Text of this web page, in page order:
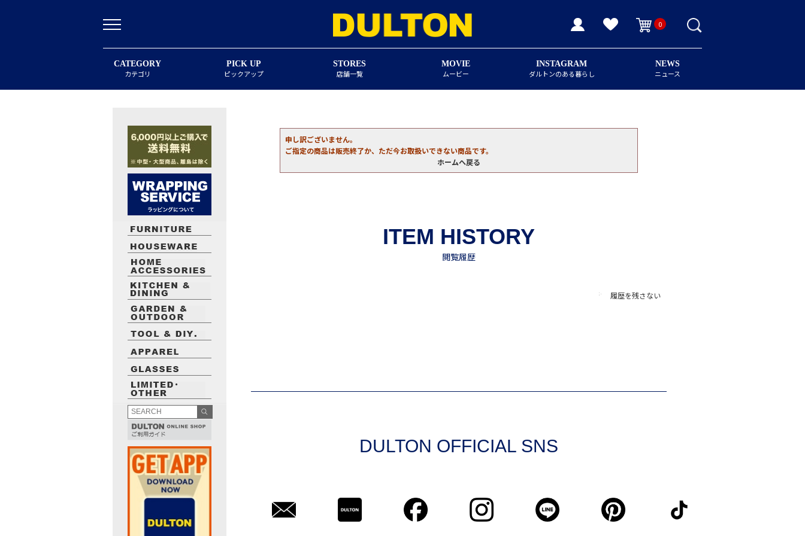
0
CATEGORY
カテゴリ
PICK UP
ピックアップ
STORES
店舗一覧
MOVIE
ムービー
INSTAGRAM
ダルトンのある暮らし
NEWS
ニュース
申し訳ございません。
ご指定の商品は販売終了か、ただ今お取扱いできない商品です。
ホームへ戻る
履歴を残さない
DULTON OFFICIAL SNS